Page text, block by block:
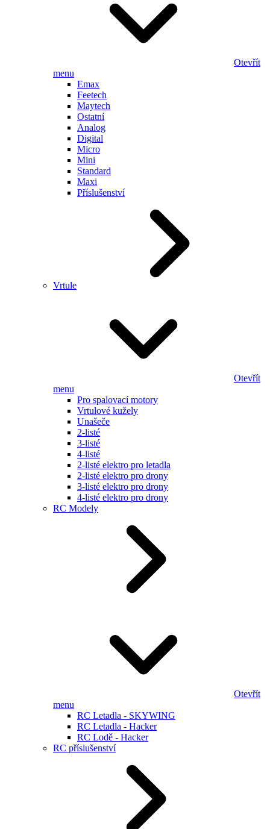
Otevřít
menu
Emax
Feetech
Maytech
Ostatní
Analog
Digital
Micro
Mini
Standard
Maxi
Příslušenství
Vrtule
Otevřít
menu
Pro spalovací motory
Vrtulové kužely
Unašeče
2-listé
3-listé
4-listé
2-listé elektro pro letadla
2-listé elektro pro drony
3-listé elektro pro drony
4-listé elektro pro drony
RC Modely
Otevřít
menu
RC Letadla - SKYWING
RC Letadla - Hacker
RC Lodě - Hacker
RC příslušenství